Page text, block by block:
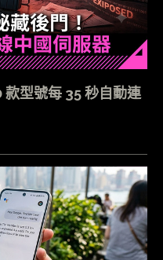
款型號每 35 秒自動連